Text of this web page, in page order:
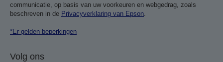
communicatie, op basis van uw voorkeuren en webgedrag, zoals
beschreven in de Privacyverklaring van Epson
*Er gelden beperkingen
Volg ons